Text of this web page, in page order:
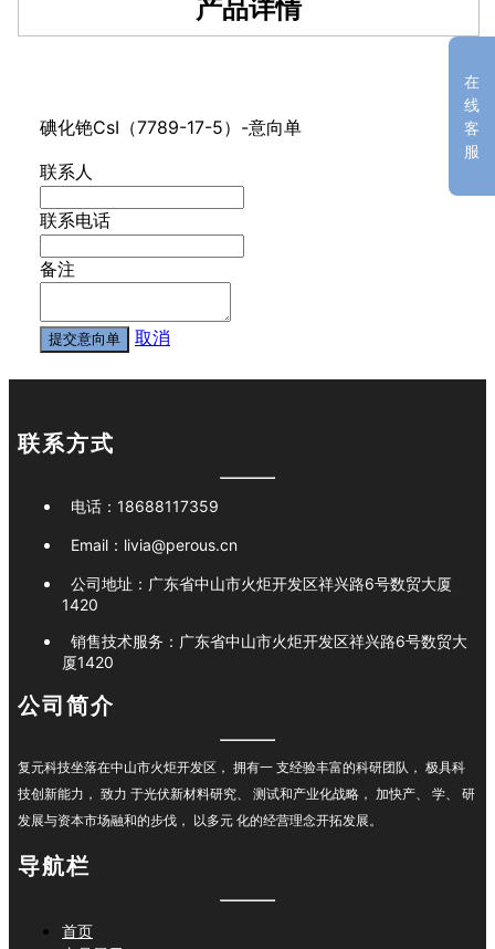
产品详情
碘化铯CsI（7789-17-5）-意向单
联系人
联系电话
备注
提交意向单 取消
联系方式
电话： 18688117359
Email： livia@perous.cn
公司地址： 广东省中山市火炬开发区祥兴路6号数贸大厦
1420
销售技术服务： 广东省中山市火炬开发区祥兴路6号数贸大
厦1420
公司简介
复元科技坐落在中山市火炬开发区， 拥有一 支经验丰富的科研团队， 极具科
技创新能力， 致力 于光伏新材料研究、 测试和产业化战略， 加快产、 学、 研
发展与资本市场融和的步伐， 以多元 化的经营理念开拓发展。
导航栏
首页
在
线
客
服